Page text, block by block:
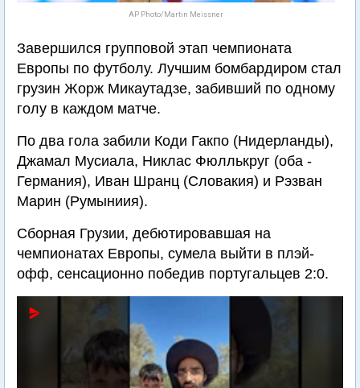
AP Photo/Martin Meissner
Завершился групповой этап чемпионата
Европы по футболу. Лучшим бомбардиром стал
грузин Жорж Микаутадзе, забивший по одному
голу в каждом матче.
По два гола забили Коди Гакпо (Нидерланды),
Джамал Мусиала, Никлас Фюллькруг (оба -
Германия), Иван Шранц (Словакия) и Рэзван
Марин (Румыниия).
Сборная Грузии, дебютировавшая на
чемпионатах Европы, сумела выйти в плэй-
офф, сенсационно победив португальцев 2:0.